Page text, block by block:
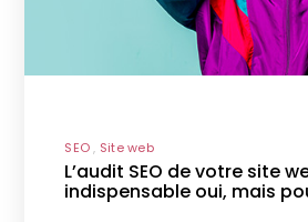
SEO Site web
L’audit SEO de votre site
indispensable oui, mais